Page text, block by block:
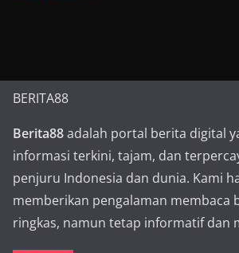
BERITA88
Berita88adalah portal berita digital
informasi terkini, tajam, dan
penjuru Indonesia dan dunia. Kami
memberikan pengalaman membaca
ringkas, namun tetap informatif dan